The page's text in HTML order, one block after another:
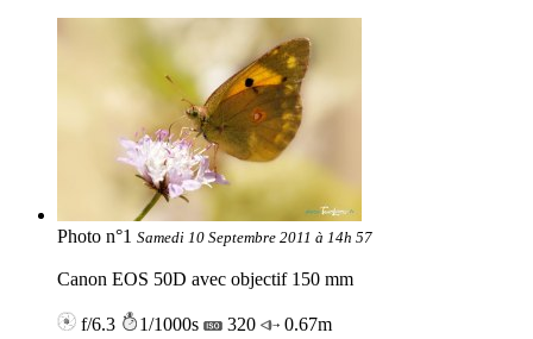
Photo n°1 Samedi 10 Septembre 2011 à 14h 57
Canon EOS 50D avec objectif 150 mm
f/6.3 1/1000s 320 0.67m